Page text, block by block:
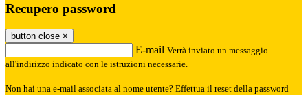
Recupero password
button close ×
E-mail Verrà inviato un messaggio
all'indirizzo indicato con le istruzioni necessarie.
Non hai una e-mail associata al nome utente? Effettua il reset della password